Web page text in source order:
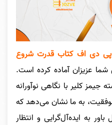
پی دی اف کتاب قدرت شروع
شما عزیزان آماده کرده است.
کلیر با نگاهی نوآورانه
به ما نشان می‌دهد که
به ایده‌آل‌گرایی و انتظار